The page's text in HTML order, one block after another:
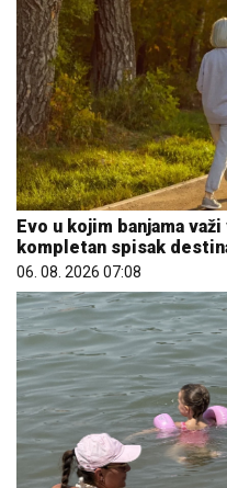
Evo u kojim banjama
kompletan spisak
06. 08. 2026 07:08